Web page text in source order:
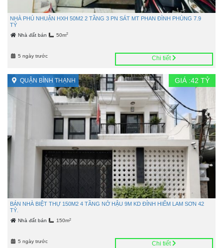
NHÀ PHÚ NHUẬN HXH 50M2 2 TẦNG 3 PN SÁT MT PHAN ĐÌNH PHÙNG 7.9
TỶ
Nhà đất bán 50m2
5 ngày trước Chi tiết
QUẬN BÌNH THẠNH GIÁ :42 TỶ
BÁN NHÀ BIỆT THỰ 150M2 4 TẦNG NỞ HẬU 9M KD ĐỈNH HIẾM LAM SƠN 42
TỶ.
Nhà đất bán 150m2
5 ngày trước Chi tiết